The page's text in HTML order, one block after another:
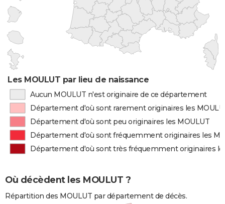
Les MOULUT par lieu de naissance
Aucun MOULUT n'est originaire de ce département
Département d'où sont rarement originaires les
Département d'où sont peu originaires les MOULUT
Département d'où sont fréquemment originaires les
Département d'où sont très fréquemment originaires
Où décèdent les MOULUT ?
Répartition des MOULUT par département de décès.